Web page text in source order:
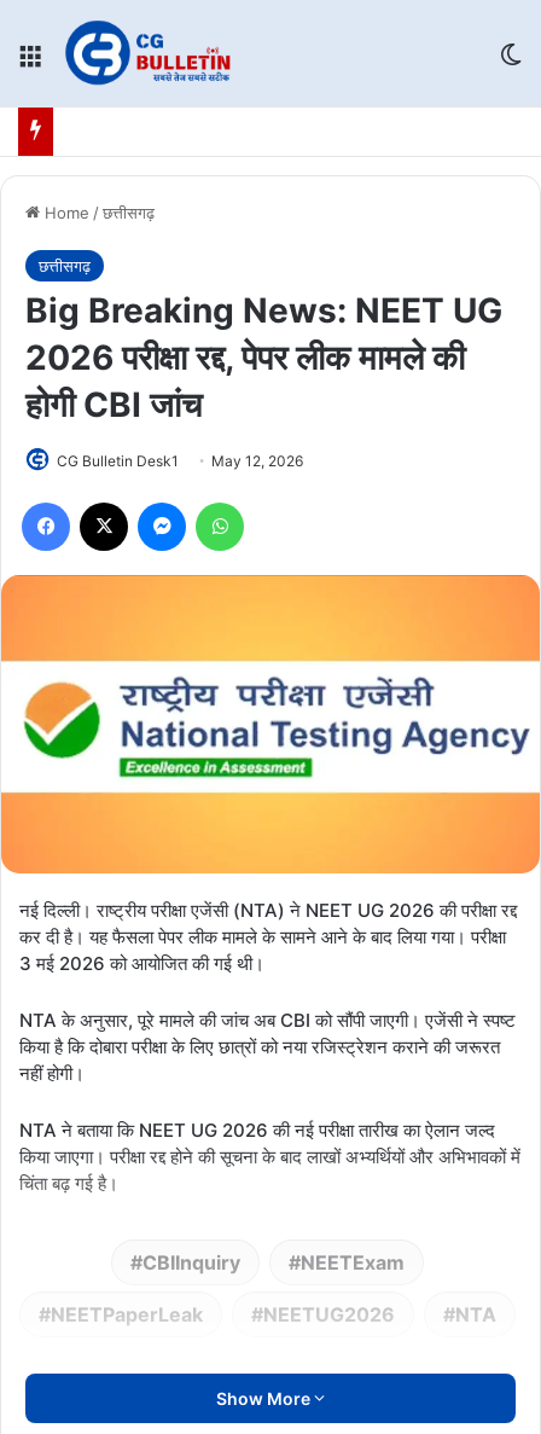
Menu
Home /छत्तीसगढ़
छत्तीसगढ़
Big Breaking News: NEET UG
2026 परीक्षा रद्द, पेपर लीक मामले की
होगी CBI जांच
CG Bulletin Desk1 May 12, 2026
Facebook Messenger
नई दिल्ली। राष्ट्रीय परीक्षा एजेंसी (NTA) ने NEET UG 2026 की परीक्षा रद्द
कर दी है। यह फैसला पेपर लीक मामले के सामने आने के बाद लिया गया। परीक्षा
3 मई 2026 को आयोजित की गई थी।
NTA के अनुसार, पूरे मामले की जांच अब CBI को सौंपी जाएगी। एजेंसी ने स्पष्ट
किया है कि दोबारा परीक्षा के लिए छात्रों को नया रजिस्ट्रेशन कराने की जरूरत
नहीं होगी।
NTA ने बताया कि NEET UG 2026 की नई परीक्षा तारीख का ऐलान जल्द
किया जाएगा। परीक्षा रद्द होने की सूचना के बाद लाखों अभ्यर्थियों और अभिभावकों में
चिंता बढ़ गई है।
CBIInquiry NEETExam
NEETPaperLeak NEETUG2026 NTA
Show More